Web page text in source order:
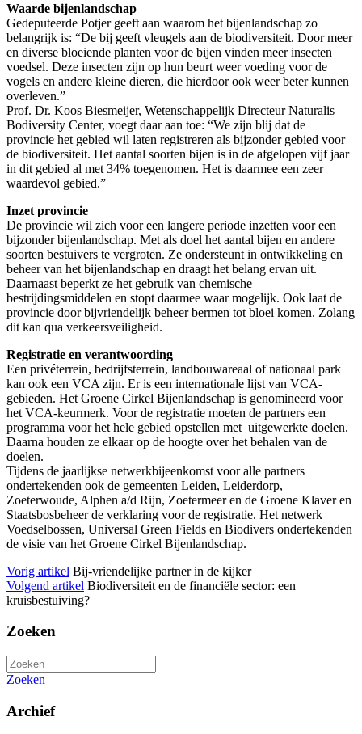
Waarde bijenlandschap
Gedeputeerde Potjer geeft aan waarom het bijenlandschap zo
belangrijk is: “De bij geeft vleugels aan de biodiversiteit. Door meer
en diverse bloeiende planten voor de bijen vinden meer insecten
voedsel. Deze insecten zijn op hun beurt weer voeding voor de
vogels en andere kleine dieren, die hierdoor ook weer beter kunnen
overleven.”
Prof. Dr. Koos Biesmeijer, Wetenschappelijk Directeur Naturalis
Bodiversity Center, voegt daar aan toe: “We zijn blij dat de
provincie het gebied wil laten registreren als bijzonder gebied voor
de biodiversiteit. Het aantal soorten bijen is in de afgelopen vijf jaar
in dit gebied al met 34% toegenomen. Het is daarmee een zeer
waardevol gebied.”
Inzet provincie
De provincie wil zich voor een langere periode inzetten voor een
bijzonder bijenlandschap. Met als doel het aantal bijen en andere
soorten bestuivers te vergroten. Ze ondersteunt in ontwikkeling en
beheer van het bijenlandschap en draagt het belang ervan uit.
Daarnaast beperkt ze het gebruik van chemische
bestrijdingsmiddelen en stopt daarmee waar mogelijk. Ook laat de
provincie door bijvriendelijk beheer bermen tot bloei komen. Zolang
dit kan qua verkeersveiligheid.
Registratie en verantwoording
Een privéterrein, bedrijfsterrein, landbouwareaal of nationaal park
kan ook een VCA zijn. Er is een internationale lijst van VCA-
gebieden. Het Groene Cirkel Bijenlandschap is genomineerd voor
het VCA-keurmerk. Voor de registratie moeten de partners een
programma voor het hele gebied opstellen met uitgewerkte doelen.
Daarna houden ze elkaar op de hoogte over het behalen van de
doelen.
Tijdens de jaarlijkse netwerkbijeenkomst voor alle partners
ondertekenden ook de gemeenten Leiden, Leiderdorp,
Zoeterwoude, Alphen a/d Rijn, Zoetermeer en de Groene Klaver en
Staatsbosbeheer de verklaring voor de registratie. Het netwerk
Voedselbossen, Universal Green Fields en Biodivers ondertekenden
de visie van het Groene Cirkel Bijenlandschap.
Vorig artikel Bij-vriendelijke partner in de kijker
Volgend artikel Biodiversiteit en de financiële sector: een
kruisbestuiving?
Zoeken
Zoeken
Archief